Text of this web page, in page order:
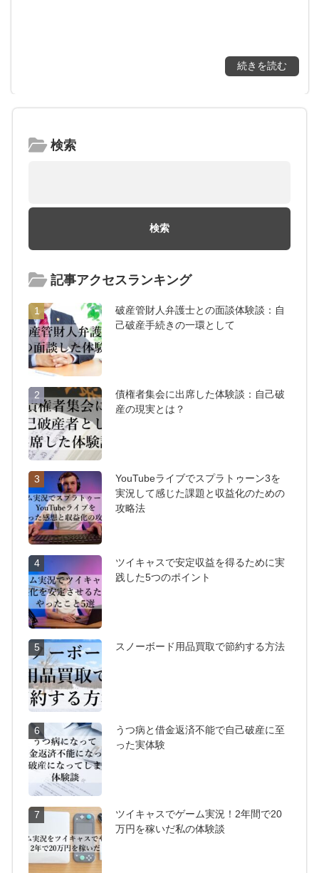
続きを読む
検索
記事アクセスランキング
1
破産管財人弁護士との面談体験談：自
己破産手続きの一環として
2
債権者集会に出席した体験談：自己破
産の現実とは？
3
YouTubeライブでスプラトゥーン3を
実況して感じた課題と収益化のための
攻略法
4
ツイキャスで安定収益を得るために実
践した5つのポイント
5 スノーボード用品買取で節約する方法
6
うつ病と借金返済不能で自己破産に至
った実体験
7
ツイキャスでゲーム実況！2年間で20
万円を稼いだ私の体験談